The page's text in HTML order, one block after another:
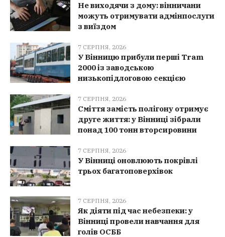
Не виходячи з дому: вінничани
можуть отримувати адмінпослуги
з виїздом
7 СЕРПНЯ, 2026
У Вінницю прибули перші Tram
2000 із заводською
низькопідлоговою секцією
7 СЕРПНЯ, 2026
Сміття замість полігону отримує
друге життя: у Вінниці зібрали
понад 100 тонн вторсировини
7 СЕРПНЯ, 2026
У Вінниці оновлюють покрівлі
трьох багатоповерхівок
7 СЕРПНЯ, 2026
Як діяти під час небезпеки: у
Вінниці провели навчання для
голів ОСББ